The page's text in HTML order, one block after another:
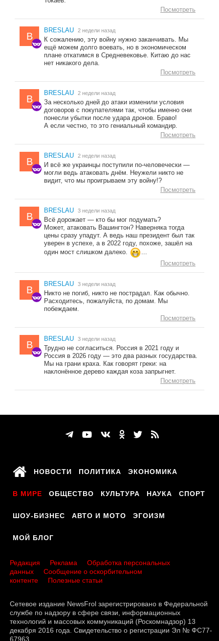
Посмотреть
B
BRESLAU 2 недели назад
К сожалению, эту войну нужно заканчивать. Мы
ещё можем долго воевать, но в экономическом
плане откатимся в Средневековье. Китаю до нас
нет никакого дела.
Посмотреть
B
BRESLAU 2 недели назад
За несколько дней до атаки изменили условия
договоров с покупателями так, чтобы именно они
понесли убытки после удара дронов. Браво!
А если честно, то это гениальный командир.
Посмотреть
B
BRESLAU 2 недели назад
И всё же украинцы поступили по-человечески —
могли ведь атаковать днём. Неужели никто не
видит, что мы проигрываем эту войну!?
Посмотреть
B
BRESLAU 3 недели назад
Всё дорожает — кто бы мог подумать?
Может, атаковать Вашингтон? Наверняка тогда
цены сразу упадут. А ведь наш президент был так
уверен в успехе, а в 2022 году, похоже, зашёл на
один мост слишком далеко.
...
Посмотреть
B
BRESLAU 3 недели назад
Никто не погиб, никто не пострадал. Как обычно.
Расходитесь, пожалуйста, по домам. Мы
побеждаем.
Посмотреть
B
BRESLAU 3 недели назад
Трудно не согласиться. Россия в 2021 году и
Россия в 2026 году — это два разных государства.
Мы на грани краха. Как говорят греки: на
наклонённое дерево каждая коза запрыгнет.
Посмотреть
НОВОСТИ ПОЛИТИКА ЭКОНОМИКА
В МИРЕ ОБЩЕСТВО КУЛЬТУРА НАУКА СПОРТ
ШОУ-БИЗНЕС АВТО И МОТО ЭГОИЗМ
МОЙ БЛОГ
Редакция Реклама
Обработка персональных
данных
Сообщение о оскорбительном
контенте
Полезные статьи
Сетевое издание NewsFrol зарегистрировано в Федеральной
службе по надзору в сфере связи, информационных
технологий и массовых коммуникаций (Роскомнадзор) 13
декабря 2016 года. Свидетельство о регистрации Эл № ФС77-
67963